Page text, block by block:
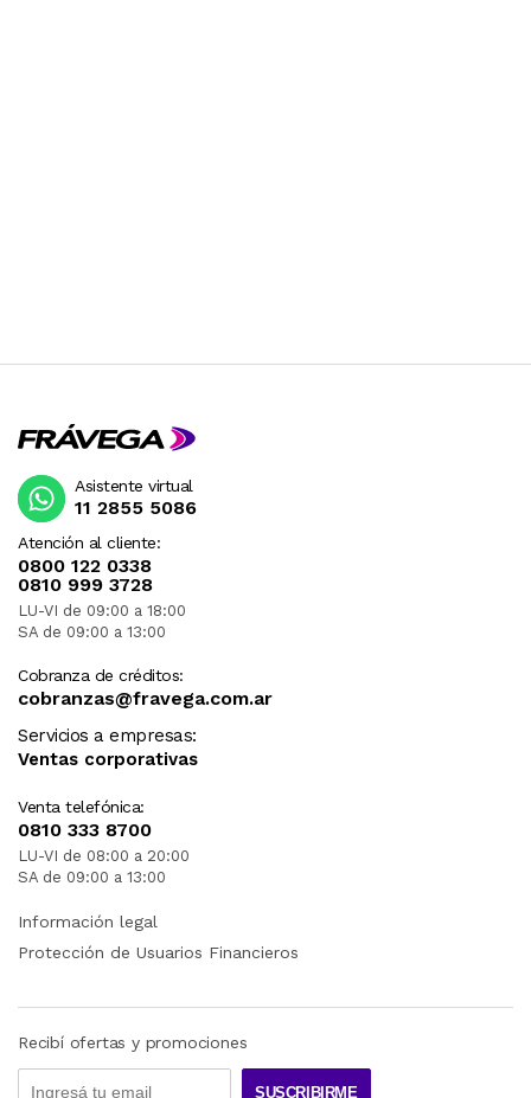
Atención al cliente:
0800 122 0338
0810 999 3728
LU-VI de 09:00 a 18:00
SA de 09:00 a 13:00
Cobranza de créditos:
cobranzas@fravega.com.ar
Servicios a empresas:
Ventas corporativas
Venta telefónica:
0810 333 8700
LU-VI de 08:00 a 20:00
SA de 09:00 a 13:00
Asistente virtual
11 2855 5086
Información legal
Protección de Usuarios Financieros
Recibí ofertas y promociones
SUSCRIBIRME